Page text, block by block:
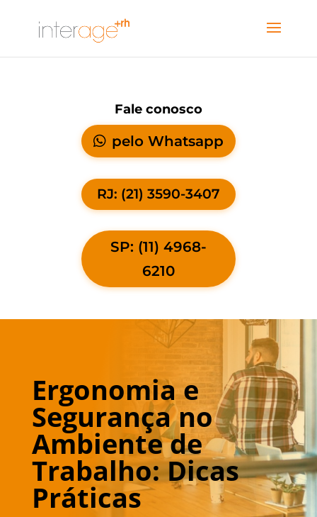
Fale conosco
pelo Whatsapp
RJ: (21) 3590-3407
SP: (11) 4968-
6210
Ergonomia e
Segurança no
Ambiente de
Trabalho: Dicas
Práticas